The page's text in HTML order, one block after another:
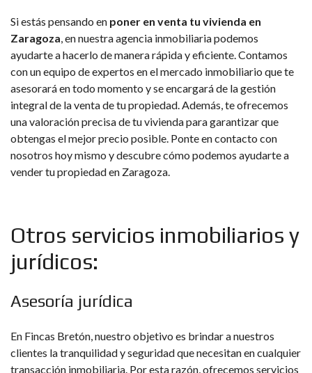
Si estás pensando en poner en venta tu vivienda en
Zaragoza, en nuestra agencia inmobiliaria podemos
ayudarte a hacerlo de manera rápida y eficiente. Contamos
con un equipo de expertos en el mercado inmobiliario que te
asesorará en todo momento y se encargará de la gestión
integral de la venta de tu propiedad. Además, te ofrecemos
una valoración precisa de tu vivienda para garantizar que
obtengas el mejor precio posible. Ponte en contacto con
nosotros hoy mismo y descubre cómo podemos ayudarte a
vender tu propiedad en Zaragoza.
Otros servicios inmobiliarios y
jurídicos:
Asesoría jurídica
En Fincas Bretón, nuestro objetivo es brindar a nuestros
clientes la tranquilidad y seguridad que necesitan en cualquier
transacción inmobiliaria. Por esta razón, ofrecemos servicios